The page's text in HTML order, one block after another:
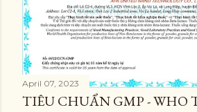
April 07, 2023
TIÊU CHUẨN GMP - WHO